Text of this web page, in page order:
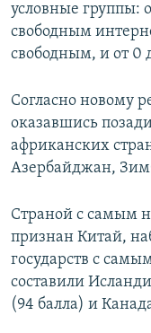
условные группы:
свободным
свободным, и от 0
Согласно новому
оказавшись
африканских
Азербайджан,
Страной с самым
признан Китай,
государств с
составили
(94 балла) и